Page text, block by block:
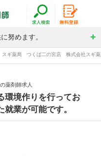
努めます。
スギ薬局 つくば二の宮店 株式会社スギ薬
の薬剤師求人
環境作りを行ってお
業が可能です。